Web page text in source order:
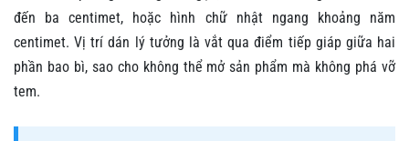
đến ba centimet, hoặc hình chữ nhật ngang khoảng năm
centimet. Vị trí dán lý tưởng là vắt qua điểm tiếp giáp giữa hai
phần bao bì, sao cho không thể mở sản phẩm mà không phá vỡ
tem.